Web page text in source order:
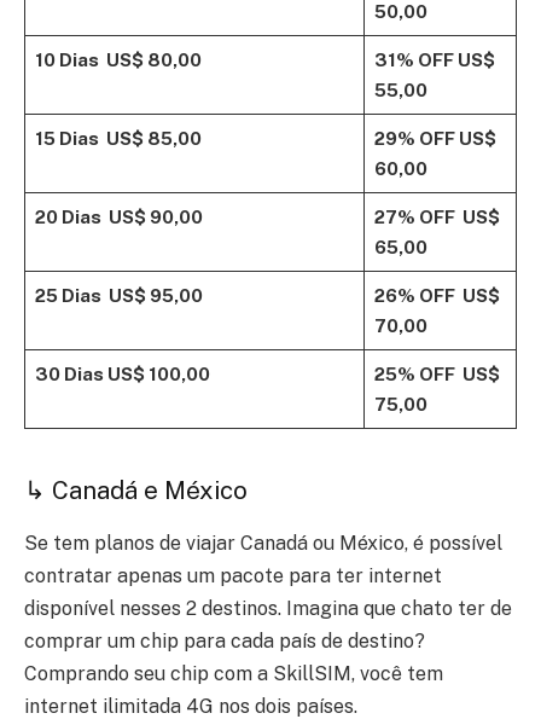
50,00
10 Dias US$ 80,00 31% OFFUS$
55,00
15 Dias US$ 85,00 29% OFFUS$
60,00
20 Dias US$ 90,00 27% OFFUS$
65,00
25 Dias US$ 95,00 26% OFFUS$
70,00
30 Dias US$ 100,00 25% OFFUS$
75,00
↳ Canadá e México
Se tem planos de viajar Canadá ou México, é possível
contratar apenas um pacote para ter internet
disponível nesses 2 destinos. Imagina que chato ter de
comprar um chip para cada país de destino?
Comprando seu chip com a SkillSIM, você tem
internet ilimitada 4G nos dois países.